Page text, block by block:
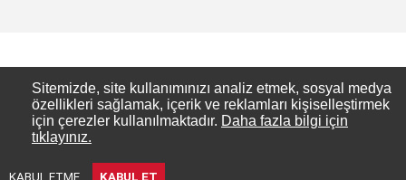
Copyright PAKMAYA - Pakmaya Mutfakta
Pakmaya Mutfakta, Pakmaya’nın resmi tarif
sitesidir.
Sitemizde, site kullanımınızı analiz etmek, sosyal medya
özellikleri sağlamak, içerik ve reklamları kişiselleştirmek
için çerezler kullanılmaktadır. Daha fazla bilgi için
tıklayınız.
KABUL ETME KABUL ET